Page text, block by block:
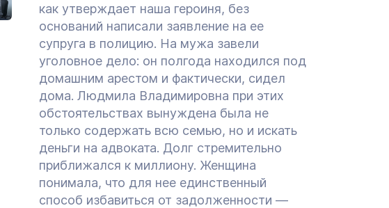
как утверждает наша героиня, без
оснований написали заявление на ее
супруга в полицию. На мужа завели
уголовное дело: он полгода находился под
домашним арестом и фактически, сидел
дома. Людмила Владимировна при этих
обстоятельствах вынуждена была не
только содержать всю семью, но и искать
деньги на адвоката. Долг стремительно
приближался к миллиону. Женщина
понимала, что для нее единственный
способ избавиться от задолженности —